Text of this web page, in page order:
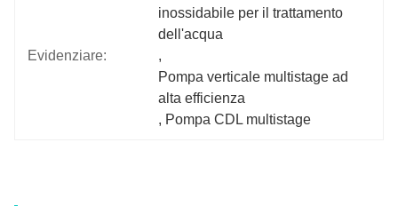
Evidenziare:
inossidabile per il trattamento
dell'acqua
,
Pompa verticale multistage ad
alta efficienza
, Pompa CDL multistage